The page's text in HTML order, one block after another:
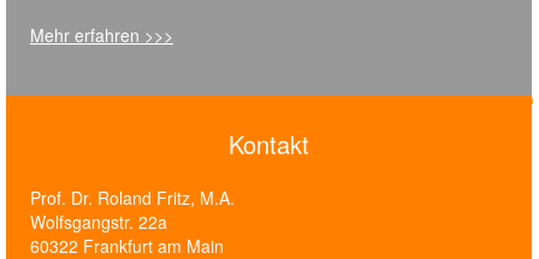
Mehr erfahren >>>
Kontakt
Prof. Dr. Roland Fritz, M.A.
Wolfsgangstr. 22a
60322 Frankfurt am Main